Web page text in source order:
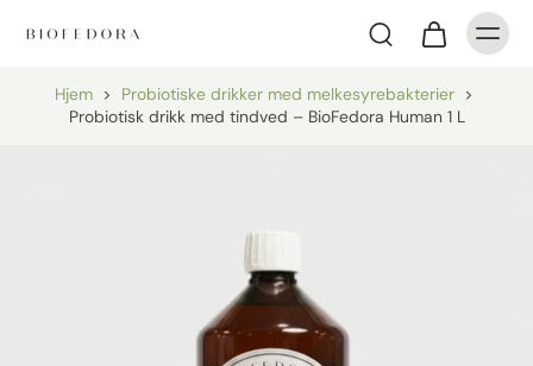
Hjem > Probiotiske drikker med melkesyrebakterier >
Probiotisk drikk med tindved – BioFedora Human 1 L